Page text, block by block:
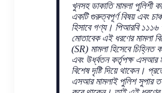
খুনসহ ডাকাতি মামলা পুলিশী
একটি গুরুত্বপূর্ণ বিষয় এবং
হিসাবে গণ্য। পিআরবি ১১১৬
মোতাবেক এই ধরণের মামলা
(SR) মামলা হিসেবে চিহ্নিত
এবং উর্ধ্বতন কর্তৃপক্ষ এসআর
বিশেষ দৃষ্টি দিয়ে থাকেন।
এসআর মামলাই পুলিশ সুপার